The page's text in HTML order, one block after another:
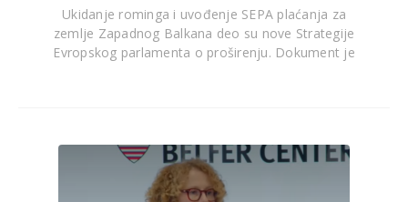
Ukidanje rominga i uvođenje SEPA plaćanja za
zemlje Zapadnog Balkana deo su nove Strategije
Evropskog parlamenta o proširenju. Dokument je